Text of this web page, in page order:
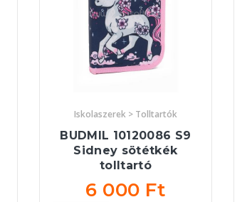
Iskolaszerek > Tolltartók
BUDMIL 10120086 S9
Sidney sötétkék
tolltartó
6 000 Ft